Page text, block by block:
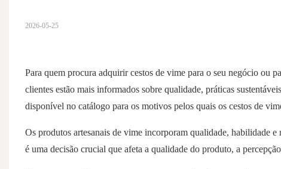
2026-05-25
Para quem procura adquirir cestos de vime para o seu negócio ou
clientes estão mais informados sobre qualidade, práticas
disponível no catálogo para os motivos pelos quais os cestos de
Os produtos artesanaisde vime incorporam qualidade, habilidade e
é uma decisão crucial que afeta a qualidade do produto, a